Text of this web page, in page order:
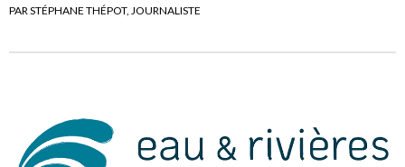
PAR STÉPHANE THÉPOT, JOURNALISTE